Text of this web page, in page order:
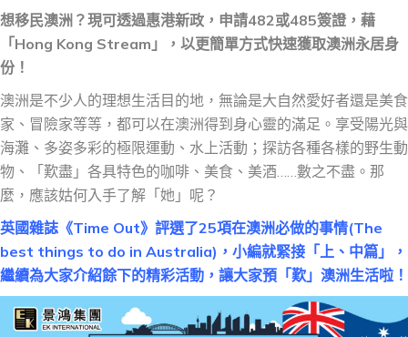
想移民澳洲？現可透過惠港新政，申請482或485簽證，藉
「Hong Kong Stream」，以更簡單方式快速獲取澳洲永居身
份！
澳洲是不少人的理想生活目的地，無論是大自然愛好者還是美食
家、冒險家等等，都可以在澳洲得到身心靈的滿足。享受陽光與
海灘、多姿多彩的極限運動、水上活動；探訪各種各樣的野生動
物、「歎盡」各具特色的咖啡、美食、美酒……數之不盡。那
麼，應該姑何入手了解「她」呢？
英國雜誌《Time Out》評選了25項在澳洲必做的事情(The
best things to do in Australia)，小編就緊接「上、中篇」，
繼續為大家介紹餘下的精彩活動，讓大家預「歎」澳洲生活啦！